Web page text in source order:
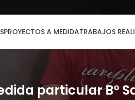
PROYECTOS A MEDIDATRABAJOS
particular Bº